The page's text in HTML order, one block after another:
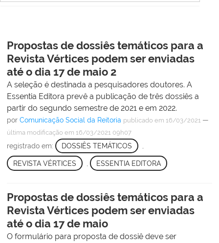
Propostas de dossiês temáticos para a
Revista Vértices podem ser enviadas
até o dia 17 de maio 2
A seleção é destinada a pesquisadores doutores. A
Essentia Editora prevê a publicação de três dossiês a
partir do segundo semestre de 2021 e em 2022.
por Comunicação Social da Reitoria publicado em 16/03/2021 —
última modificação em 16/03/2021 09h07
registrado em: DOSSIÊS TEMÁTICOS
REVISTA VÉRTICES ESSENTIA EDITORA
Propostas de dossiês temáticos para a
Revista Vértices podem ser enviadas
até o dia 17 de maio
O formulário para proposta de dossiê deve ser